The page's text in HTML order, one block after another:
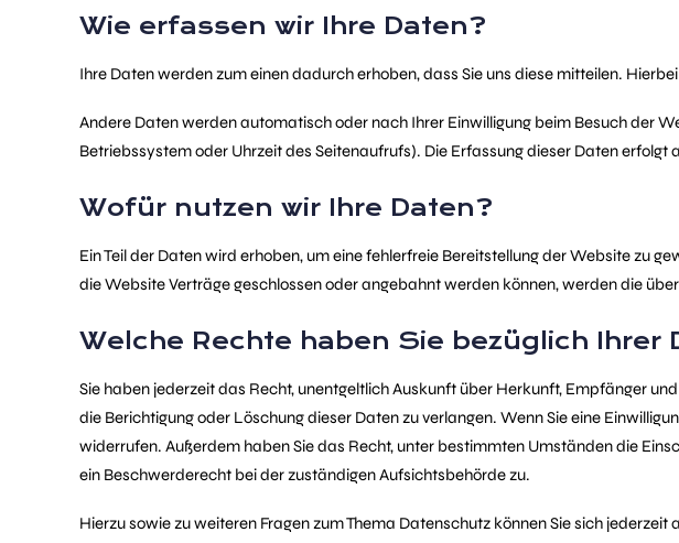
Wie erfassen wir Ihre Daten?
Ihre Daten werden zum einen dadurch erhoben, dass Sie uns diese mitteilen.
Andere Daten werden automatisch oder nach Ihrer Einwilligung beim Besuch der
Betriebssystem oder Uhrzeit des Seitenaufrufs). Die Erfassung dieser Daten
Wofür nutzen wir Ihre Daten?
Ein Teil der Daten wird erhoben, um eine fehlerfreie Bereitstellung der Website zu
die Website Verträge geschlossen oder angebahnt werden können, werden die
Welche Rechte haben Sie bezüglich Ihrer
Sie haben jederzeit das Recht, unentgeltlich Auskunft über Herkunft, Empfänger
die Berichtigung oder Löschung dieser Daten zu verlangen. Wenn Sie eine
widerrufen. Außerdem haben Sie das Recht, unter bestimmten Umständen die
ein Beschwerderecht bei der zuständigen Aufsichtsbehörde zu.
Hierzu sowie zu weiteren Fragen zum Thema Datenschutz können Sie sich jederzeit